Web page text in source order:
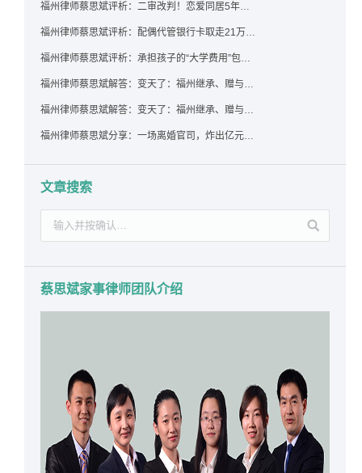
福州律师蔡思斌评析：二审改判！恋爱同居5年为女友买车，分手后能要回吗？
福州律师蔡思斌评析：配偶代管银行卡取走21万，离婚后这笔钱还要得回来吗？
福州律师蔡思斌评析：承担孩子的“大学费用”包括高额留学费用吗？
福州律师蔡思斌解答：变天了：福州继承、赠与房产转让要收20%个税？福州国税官方回复来了！
福州律师蔡思斌解答：变天了：福州继承、赠与房产转让要收20%个税？福州国税官方回答来了！
福州律师蔡思斌分享：一场离婚官司，炸出亿元“糊涂账”：本想分割家产，结果“自爆”了家底
文章搜索
蔡思斌家事律师团队介绍